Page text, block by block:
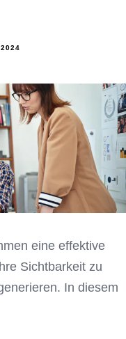
eine effektive
Sichtbarkeit zu
In diesem